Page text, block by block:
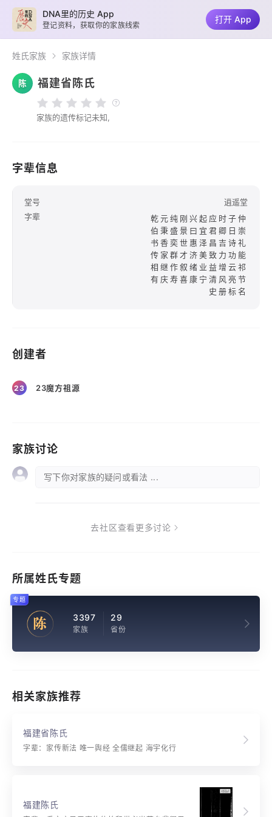
姓氏家族 家族详情
陈 福建省陈氏
家族的遗传标记未知,
字辈信息
堂号
逍遥堂
字辈
乾元纯刚兴起应时子仲
伯秉盛景曰宜君卿日崇
书香奕世惠泽昌吉诗礼
传家群才济美致力功能
相继作叙绪业益增云祁
有庆寿喜康宁清风亮节
史册标名
创建者
23 23魔方祖源
家族讨论
写下你对家族的疑问或看法 ...
去社区查看更多讨论
所属姓氏专题
陈 3397
家族
29
省份
专题
相关家族推荐
福建省陈氏
字辈：家传新法 唯一舆经 全儒继起 海宇化行
福建陈氏
DNA里的历史 App
登记资料，获取你的家族线索
打开 App